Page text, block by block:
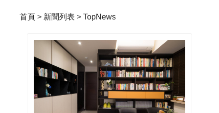
首頁 > 新聞列表 > TopNews